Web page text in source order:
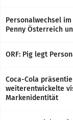
Personalwechsel
Penny Österreich
ORF: Pig legt
Coca-Cola
weiterentwickelte
Markenidentität